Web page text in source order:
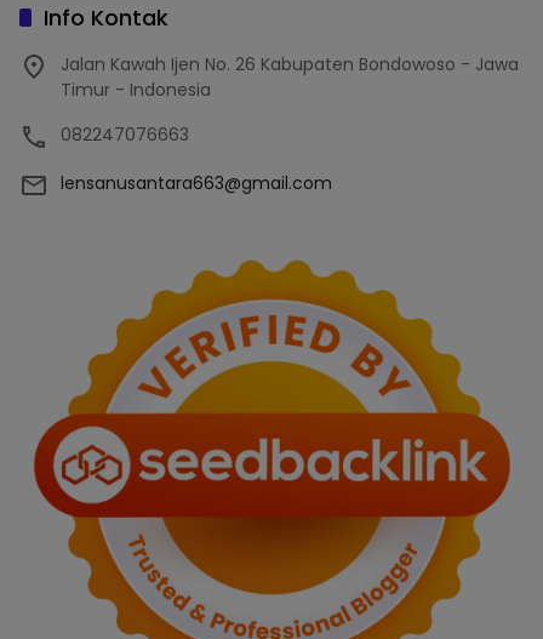
Info Kontak
Jalan Kawah Ijen No. 26 Kabupaten Bondowoso - Jawa
Timur - Indonesia
082247076663
lensanusantara663@gmail.com